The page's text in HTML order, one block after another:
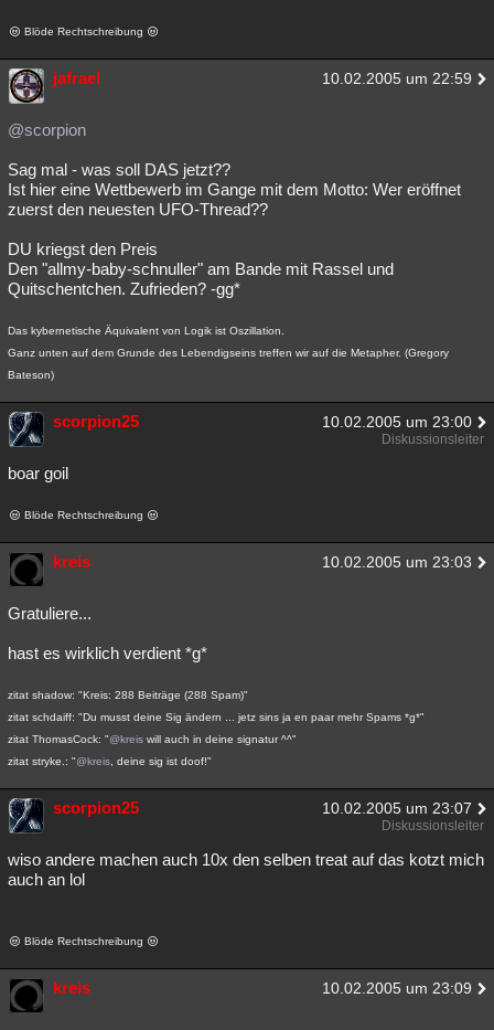
Blöde Rechtschreibung
jafrael 10.02.2005 um 22:59
@scorpion
Sag mal - was soll DAS jetzt??
Ist hier eine Wettbewerb im Gange mit dem Motto: Wer eröffnet
zuerst den neuesten UFO-Thread??
DU kriegst den Preis
Den "allmy-baby-schnuller" am Bande mit Rassel und
Quitschentchen. Zufrieden? -gg*
Das kybernetische Äquivalent von Logik ist Oszillation.
Ganz unten auf dem Grunde des Lebendigseins treffen wir auf die Metapher. (Gregory
Bateson)
scorpion25 10.02.2005 um 23:00
Diskussionsleiter
boar goil
Blöde Rechtschreibung
kreis 10.02.2005 um 23:03
Gratuliere...
hast es wirklich verdient *g*
zitat shadow: "Kreis: 288 Beiträge (288 Spam)"
zitat schdaiff: "Du musst deine Sig ändern ... jetz sins ja en paar mehr Spams *g*"
zitat ThomasCock: "@kreis will auch in deine signatur ^^"
zitat stryke.: "@kreis , deine sig ist doof!"
scorpion25 10.02.2005 um 23:07
Diskussionsleiter
wiso andere machen auch 10x den selben treat auf das kotzt mich
auch an lol
Blöde Rechtschreibung
kreis 10.02.2005 um 23:09